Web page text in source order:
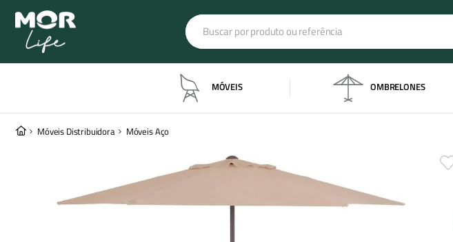
Buscar por produto ou referência
MÓVEIS OMBRELONES
Móveis Distribuidora Móveis Aço
Termos mais buscados
º banqueta industrial
2º barraca iglu
4º colchonete